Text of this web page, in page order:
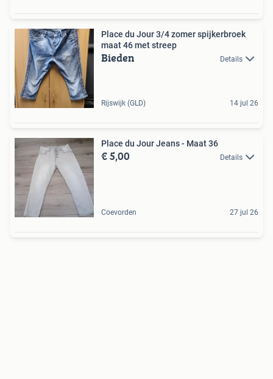
Place du Jour 3/4 zomer spijkerbroek
maat 46 met streep
Bieden Details
Rijswijk (GLD) 14 jul 26
Place du Jour Jeans - Maat 36
€ 5,00 Details
Coevorden 27 jul 26